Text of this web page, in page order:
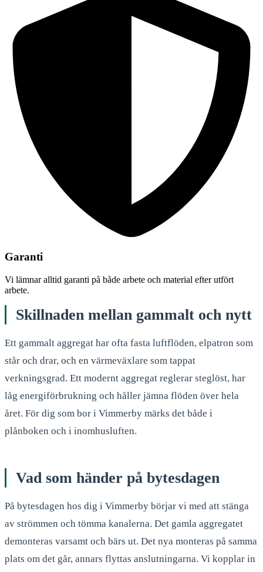
Garanti
Vi lämnar alltid garanti på både arbete och material efter utfört
arbete.
Skillnaden mellan gammalt och nytt
Ett gammalt aggregat har ofta fasta luftflöden, elpatron som
står och drar, och en värmeväxlare som tappat
verkningsgrad. Ett modernt aggregat reglerar steglöst, har
låg energiförbrukning och håller jämna flöden över hela
året. För dig som bor i Vimmerby märks det både i
plånboken och i inomhusluften.
Vad som händer på bytesdagen
På bytesdagen hos dig i Vimmerby börjar vi med att stänga
av strömmen och tömma kanalerna. Det gamla aggregatet
demonteras varsamt och bärs ut. Det nya monteras på samma
plats om det går, annars flyttas anslutningarna. Vi kopplar in